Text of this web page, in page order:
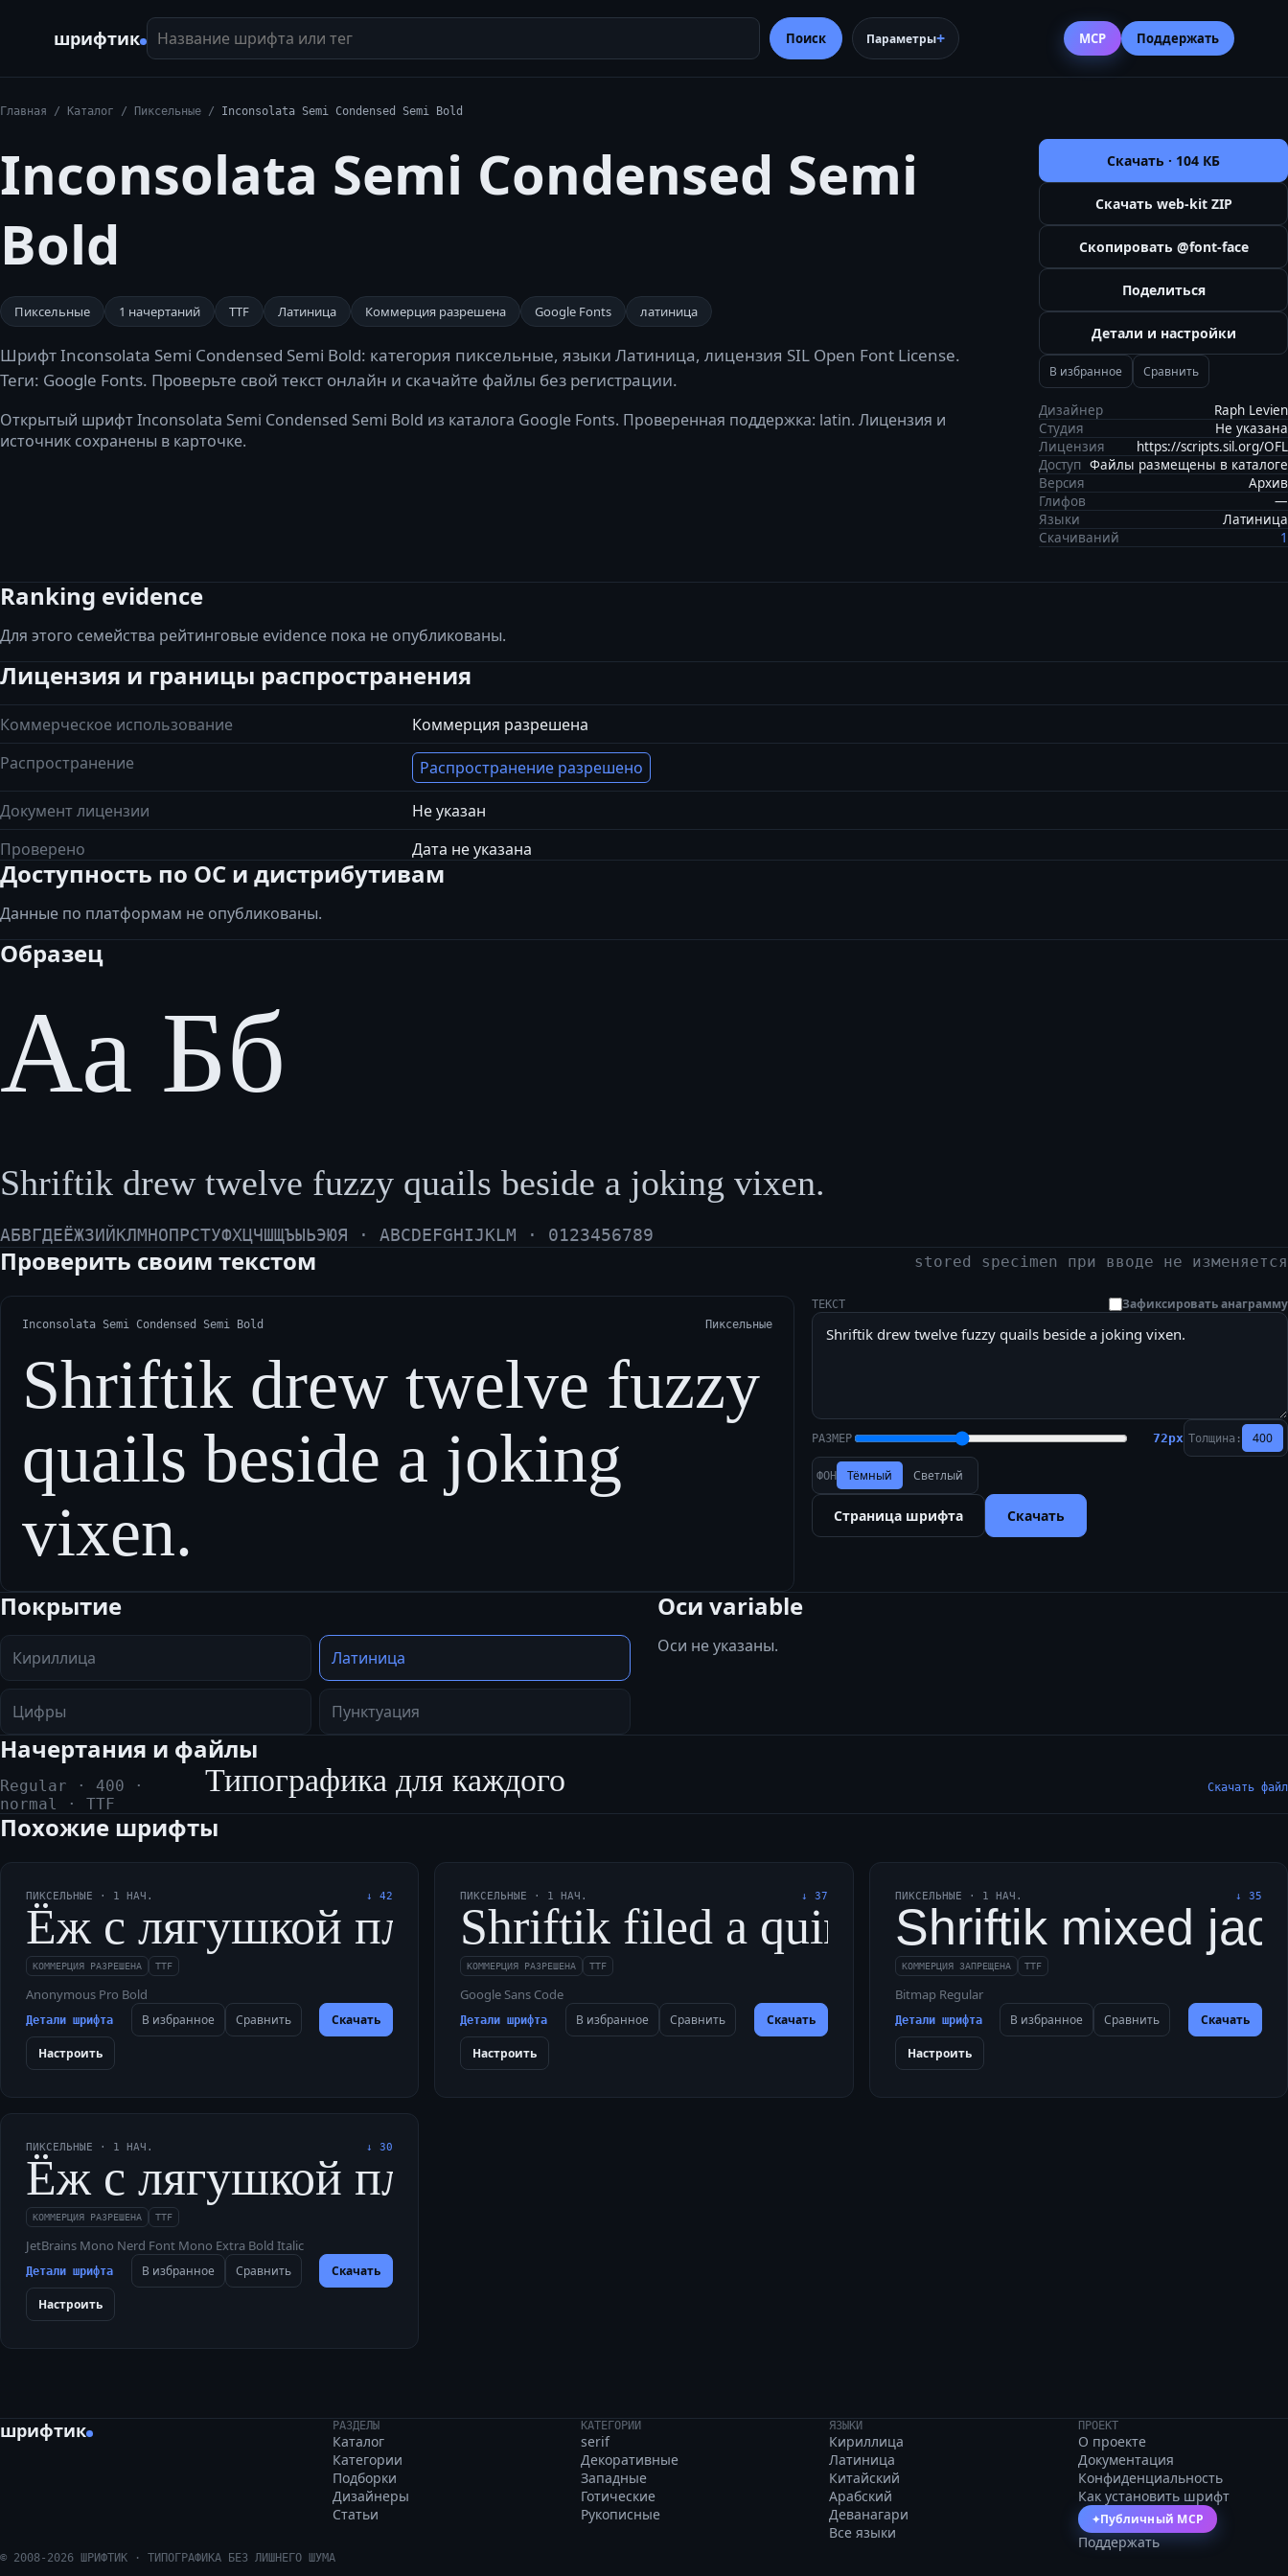
шрифтик Название шрифта или тег
Поиск Параметры MCP Поддержать
Главная / Каталог / Пиксельные / Inconsolata Semi Condensed Semi Bold
Inconsolata Semi Condensed Semi
Bold
Пиксельные 1 начертаний TTF Латиница Коммерция разрешена Google Fonts латиница
Шрифт Inconsolata Semi Condensed Semi Bold: категория пиксельные, языки Латиница, лицензия SIL Open Font License.
Теги: Google Fonts. Проверьте свой текст онлайн и скачайте файлы без регистрации.
Открытый шрифт Inconsolata Semi Condensed Semi Bold из каталога Google Fonts. Проверенная поддержка: latin. Лицензия и
источник сохранены в карточке.
Скачать · 104 КБ
Скачать web-kit ZIP
Скопировать @font-face
Поделиться
Детали и настройки
В избранное Сравнить
Дизайнер
Raph Levien
Студия
Не указана
Лицензия
https://scripts.sil.org/OFL
Доступ Файлы размещены в каталоге
Версия
Архив
Глифов
—
Языки
Латиница
Скачиваний
1
Ranking evidence
Для этого семейства рейтинговые evidence пока не опубликованы.
Лицензия и границы распространения
Коммерческое использование
Коммерция разрешена
Распространение
Распространение разрешено
Документ лицензии
Не указан
Проверено
Дата не указана
Доступность по ОС и дистрибутивам
Данные по платформам не опубликованы.
Образец
Аа Бб
Shriftik drew twelve fuzzy quails beside a joking vixen.
АБВГДЕЁЖЗИЙКЛМНОПРСТУФХЦЧШЩЪЫЬЭЮЯ · ABCDEFGHIJKLM · 0123456789
Проверить своим текстом stored specimen при вводе не изменяется
Inconsolata Semi Condensed Semi Bold Пиксельные
Shriftik drew twelve fuzzy
quails beside a joking
vixen.
ТЕКСТ Зафиксировать анаграмму
РАЗМЕР 72px Толщина: 400
ФОН Тёмный Светлый
Страница шрифта Скачать
Покрытие
Кириллица Латиница
Цифры Пунктуация
Оси variable
Оси не указаны.
Начертания и файлы
Regular · 400 ·
normal
· TTF
Типографика для каждого Скачать файл
Похожие шрифты
ПИКСЕЛЬНЫЕ · 1 НАЧ. ↓42
Ёж с лягушкой плыл в чащу, объедая мох с фигового
КОММЕРЦИЯ РАЗРЕШЕНА TTF
Anonymous Pro Bold
Детали шрифта В избранное Сравнить Скачать
Настроить
ПИКСЕЛЬНЫЕ · 1 НАЧ. ↓ 37
Shriftik filed a quirky jazz memo about
КОММЕРЦИЯ РАЗРЕШЕНА TTF
Google Sans Code
Детали шрифта В избранное Сравнить Скачать
Настроить
ПИКСЕЛЬНЫЕ · 1 НАЧ. ↓ 35
Shriftik mixed
КОММЕРЦИЯ ЗАПРЕЩЕНА TTF
Bitmap Regular
Детали шрифта В избранное Сравнить Скачать
Настроить
ПИКСЕЛЬНЫЕ · 1 НАЧ. ↓30
Ёж с лягушкой плыл в чащу, объедая мох с фигового
КОММЕРЦИЯ РАЗРЕШЕНА TTF
JetBrains Mono Nerd Font Mono Extra Bold Italic
Детали шрифта В избранное Сравнить Скачать
Настроить
шрифтик РАЗДЕЛЫ
Каталог
Категории
Подборки
Дизайнеры
Статьи
КАТЕГОРИИ
serif
Декоративные
Западные
Готические
Рукописные
ЯЗЫКИ
Кириллица
Латиница
Китайский
Арабский
Деванагари
Все языки
ПРОЕКТ
О проекте
Документация
Конфиденциальность
Как установить шрифт
✦Публичный MCP
Поддержать
© 2008- 2026 ШРИФТИК · ТИПОГРАФИКА БЕЗ ЛИШНЕГО ШУМА